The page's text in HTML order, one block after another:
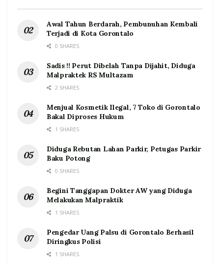
Awal Tahun Berdarah, Pembunuhan Kembali
Terjadi di Kota Gorontalo
0 SHARES
Sadis !! Perut Dibelah Tanpa Dijahit, Diduga
Malpraktek RS Multazam
2 SHARES
Menjual Kosmetik Ilegal, 7 Toko di Gorontalo
Bakal Diproses Hukum
1 SHARES
Diduga Rebutan Lahan Parkir, Petugas Parkir
Baku Potong
0 SHARES
Begini Tanggapan Dokter AW yang Diduga
Melakukan Malpraktik
1 SHARES
Pengedar Uang Palsu di Gorontalo Berhasil
Diringkus Polisi
1 SHARES